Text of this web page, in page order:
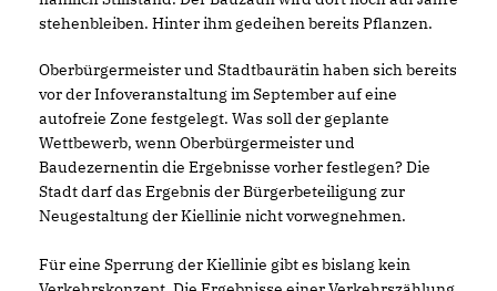
stehenbleiben. Hinter ihm gedeihen bereits Pflanzen.
Oberbürgermeister und Stadtbaurätin haben sich bereits
vor der Infoveranstaltung im September auf eine
autofreie Zone festgelegt. Was soll der geplante
Wettbewerb, wenn Oberbürgermeister und
Baudezernentin die Ergebnisse vorher festlegen? Die
Stadt darf das Ergebnis der Bürgerbeteiligung zur
Neugestaltung der Kiellinie nicht vorwegnehmen.
Für eine Sperrung der Kiellinie gibt es bislang kein